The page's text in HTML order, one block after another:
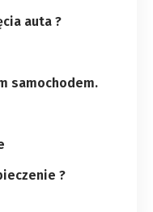
auta ?
samochodem.
?